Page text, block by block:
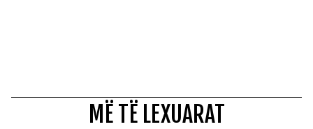
MË TË LEXUARAT